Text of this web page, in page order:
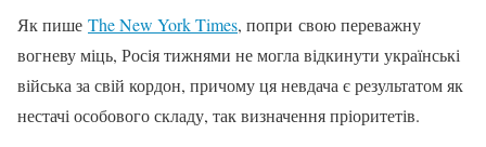
Як пише The New York Times, попри свою переважну
вогневу міць, Росія тижнями не могла відкинути українські
війська за свій кордон, причому ця невдача є результатом як
нестачі особового складу, так визначення пріоритетів.